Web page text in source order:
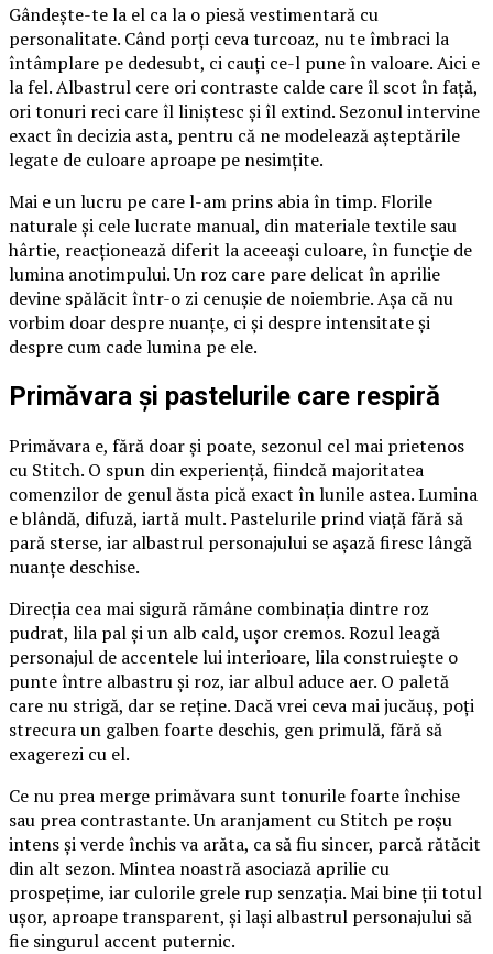
Gândește-te la el ca la o piesă vestimentară cu
personalitate. Când porți ceva turcoaz, nu te îmbraci la
întâmplare pe dedesubt, ci cauți ce-l pune în valoare. Aici e
la fel. Albastrul cere ori contraste calde care îl scot în față,
ori tonuri reci care îl liniștesc și îl extind. Sezonul intervine
exact în decizia asta, pentru că ne modelează așteptările
legate de culoare aproape pe nesimțite.
Mai e un lucru pe care l-am prins abia în timp. Florile
naturale și cele lucrate manual, din materiale textile sau
hârtie, reacționează diferit la aceeași culoare, în funcție de
lumina anotimpului. Un roz care pare delicat în aprilie
devine spălăcit într-o zi cenușie de noiembrie. Așa că nu
vorbim doar despre nuanțe, ci și despre intensitate și
despre cum cade lumina pe ele.
Primăvara și pastelurile care respiră
Primăvara e, fără doar și poate, sezonul cel mai prietenos
cu Stitch. O spun din experiență, fiindcă majoritatea
comenzilor de genul ăsta pică exact în lunile astea. Lumina
e blândă, difuză, iartă mult. Pastelurile prind viață fără să
pară sterse, iar albastrul personajului se așază firesc lângă
nuanțe deschise.
Direcția cea mai sigură rămâne combinația dintre roz
pudrat, lila pal și un alb cald, ușor cremos. Rozul leagă
personajul de accentele lui interioare, lila construiește o
punte între albastru și roz, iar albul aduce aer. O paletă
care nu strigă, dar se reține. Dacă vrei ceva mai jucăuș, poți
strecura un galben foarte deschis, gen primulă, fără să
exagerezi cu el.
Ce nu prea merge primăvara sunt tonurile foarte închise
sau prea contrastante. Un aranjament cu Stitch pe roșu
intens și verde închis va arăta, ca să fiu sincer, parcă rătăcit
din alt sezon. Mintea noastră asociază aprilie cu
prospețime, iar culorile grele rup senzația. Mai bine ții totul
ușor, aproape transparent, și lași albastrul personajului să
fie singurul accent puternic.